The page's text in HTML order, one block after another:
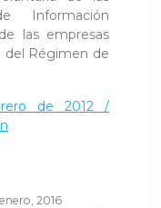
Información
las empresas
del Régimen de
de 2012 /
2016